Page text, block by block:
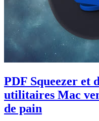
PDF Squeezer et
utilitaires Mac
de pain